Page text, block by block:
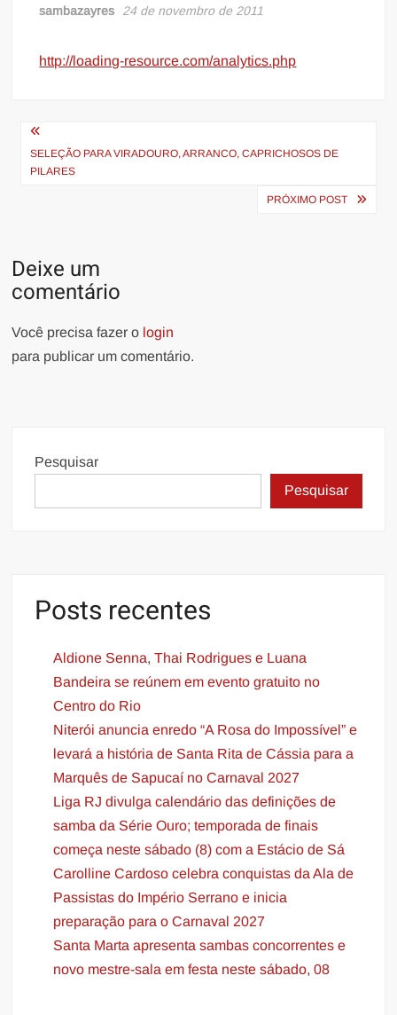
sambazayres 24 de novembro de 2011
http://loading-resource.com/analytics.php
Navegação
de
SELEÇÃO PARA VIRADOURO, ARRANCO, CAPRICHOSOS DE
PILARES
PRÓXIMO POST
Deixe um
comentário
Você precisa fazer o login
para publicar um comentário.
Pesquisar
Pesquisar
Posts recentes
Aldione Senna, Thai Rodrigues e Luana
Bandeira se reúnem em evento gratuito no
Centro do Rio
Niterói anuncia enredo “A Rosa do Impossível” e
levará a história de Santa Rita de Cássia para a
Marquês de Sapucaí no Carnaval 2027
Liga RJ divulga calendário das definições de
samba da Série Ouro; temporada de finais
começa neste sábado (8) com a Estácio de Sá
Carolline Cardoso celebra conquistas da Ala de
Passistas do Império Serrano e inicia
preparação para o Carnaval 2027
Santa Marta apresenta sambas concorrentes e
novo mestre-sala em festa neste sábado, 08